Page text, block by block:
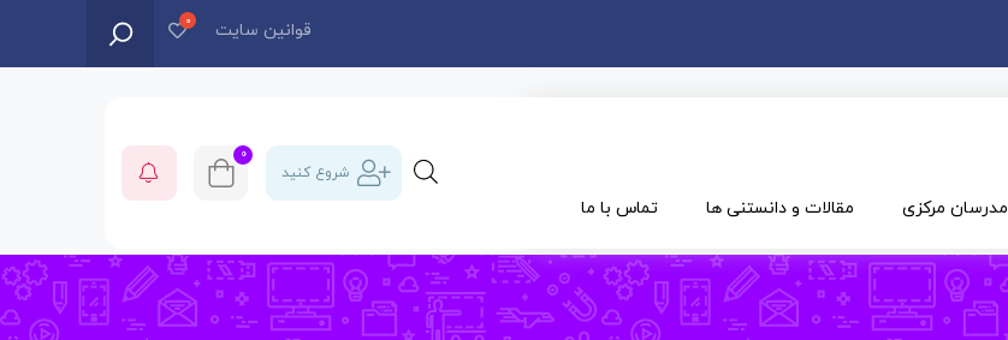
قوانین سایت
مدرسان مرکزی مقالات و دانستنی ها تماس با ما
شروع کنید
0